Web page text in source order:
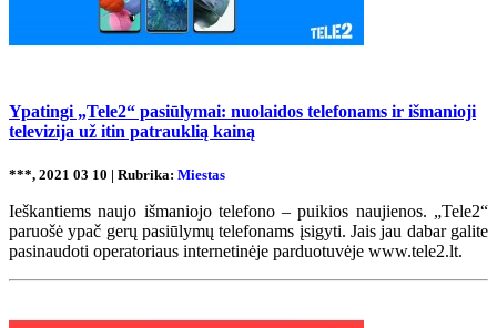
Ypatingi „Tele2“ pasiūlymai: nuolaidos telefonams ir išmanioji
televizija už itin patrauklią kainą
***, 2021 03 10 | Rubrika: Miestas
Ieškantiems naujo išmaniojo telefono – puikios naujienos. „Tele2“
paruošė ypač gerų pasiūlymų telefonams įsigyti. Jais jau dabar galite
pasinaudoti operatoriaus internetinėje parduotuvėje www.tele2.lt.